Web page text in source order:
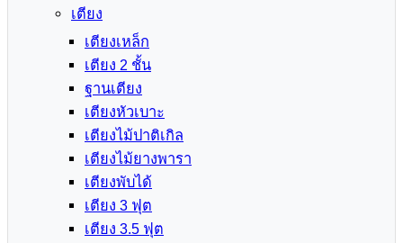
เตียง
เตียงเหล็ก
เตียง 2 ชั้น
ฐานเตียง
เตียงหัวเบาะ
เตียงไม้ปาติเกิล
เตียงไม้ยางพารา
เตียงพับได้
เตียง 3 ฟุต
เตียง 3.5 ฟุต